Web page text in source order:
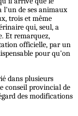
l'un de ses animaux
trois et même
qui, seul, a
Et remarquez,
officielle, par un
pour qu'on
dans plusieurs
conseil provincial de
des modifications